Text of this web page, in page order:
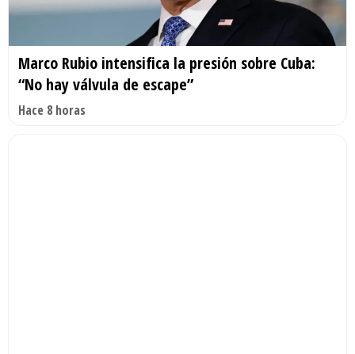
Marco Rubio intensifica la presión sobre Cuba:
“No hay válvula de escape”
Hace 8 horas